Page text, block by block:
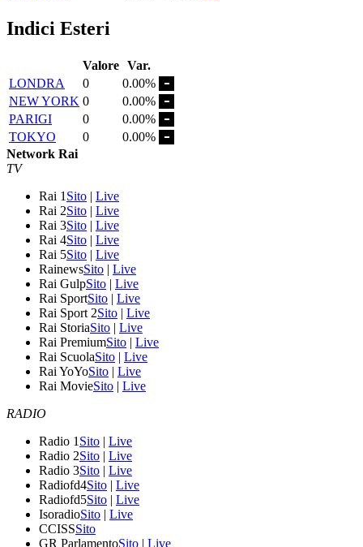
Indici Esteri
Valore Var.
LONDRA
0
0.00%
NEW YORK 0
0.00%
PARIGI
0
0.00%
TOKYO
0
0.00%
Network Rai
TV
Rai 1 Sito | Live
Rai 2Sito | Live
Rai 3Sito | Live
Rai 4Sito | Live
Rai 5Sito | Live
RainewsSito | Live
Rai GulpSito | Live
Rai SportSito | Live
Rai Sport 2Sito | Live
Rai StoriaSito | Live
Rai PremiumSito | Live
Rai ScuolaSito | Live
Rai YoYoSito | Live
Rai MovieSito | Live
RADIO
Radio 1 Sito | Live
Radio 2Sito | Live
Radio 3Sito | Live
Radiofd4Sito | Live
Radiofd5Sito | Live
IsoradioSito | Live
CCISSSito
GR ParlamentoSito | Live